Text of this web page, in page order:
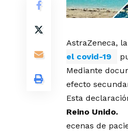
AstraZeneca,
el covid-19
Mediante
efecto
Esta
Reino Unido.
ecenas de